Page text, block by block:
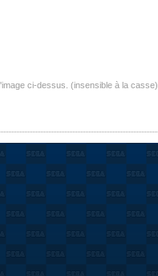
ci-dessus. (insensible à la casse)